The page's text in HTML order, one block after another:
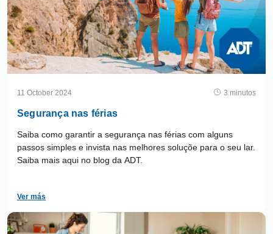
11 October 2024 3 minutos
Segurança nas férias
Saiba como garantir a segurança nas férias com alguns
passos simples e invista nas melhores soluçõe para o seu lar.
Saiba mais aqui no blog da ADT.
Ver más